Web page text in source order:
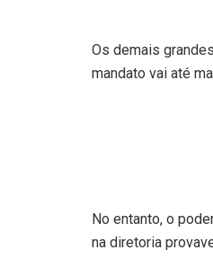
Os demais
mandato vai até
No entanto, o
na diretoria